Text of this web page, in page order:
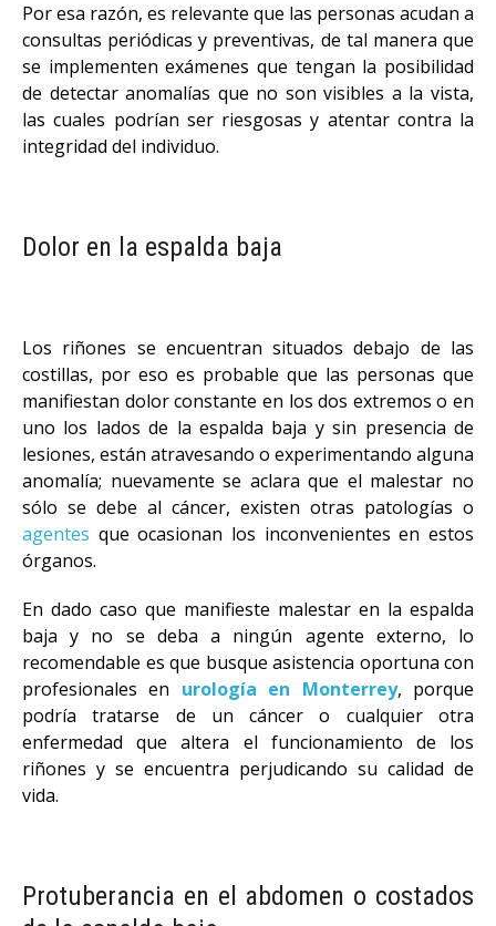
Por esa razón, es relevante que las personas acudan a
consultas periódicas y preventivas, de tal manera que
se implementen exámenes que tengan la posibilidad
de detectar anomalías que no son visibles a la vista,
las cuales podrían ser riesgosas y atentar contra la
integridad del individuo.
Dolor en la espalda baja
Los riñones se encuentran situados debajo de las
costillas, por eso es probable que las personas que
manifiestan dolor constante en los dos extremos o en
uno los lados de la espalda baja y sin presencia de
lesiones, están atravesando o experimentando alguna
anomalía; nuevamente se aclara que el malestar no
sólo se debe al cáncer, existen otras patologías o
agentes que ocasionan los inconvenientes en estos
órganos.
En dado caso que manifieste malestar en la espalda
baja y no se deba a ningún agente externo, lo
recomendable es que busque asistencia oportuna con
profesionales en urología en Monterrey, porque
podría tratarse de un cáncer o cualquier otra
enfermedad que altera el funcionamiento de los
riñones y se encuentra perjudicando su calidad de
vida.
Protuberancia en el abdomen o costados